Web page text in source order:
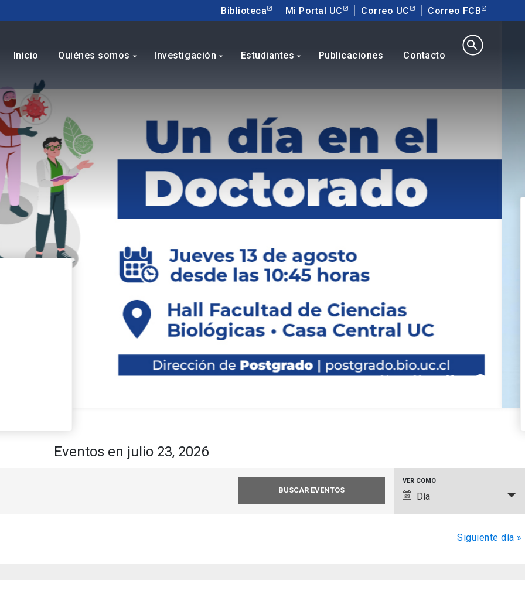
Biblioteca Mi Portal UC Correo UC Correo FCB
Inicio Quiénes somos arrow_drop_down Investigación arrow_drop_down Estudiantes arrow_drop_down Publicaciones Contacto
search
de
de la
01 02 03 pause_circle_filled
Eventos en julio 23, 2026
Navegación
de
vistas
VER COMO
Día
Siguiente día »